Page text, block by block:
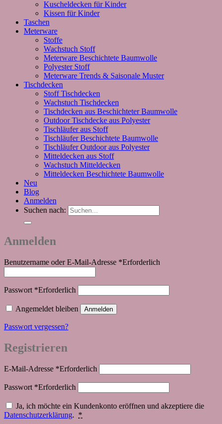
Kuscheldecken für Kinder
Kissen für Kinder
Taschen
Meterware
Stoffe
Wachstuch Stoff
Meterware Beschichtete Baumwolle
Polyester Stoff
Meterware Trends & Saisonale Muster
Tischdecken
Stoff Tischdecken
Wachstuch Tischdecken
Tischdecken aus Beschichteter Baumwolle
Outdoor Tischdecke aus Polyester
Tischläufer aus Stoff
Tischläufer Beschichtete Baumwolle
Tischläufer Outdoor aus Polyester
Mitteldecken aus Stoff
Wachstuch Mitteldecken
Mitteldecken Beschichtete Baumwolle
Neu
Blog
Anmelden
Suchen nach:
Anmelden
Benutzername oder E-Mail-Adresse *Erforderlich
Passwort *Erforderlich
Angemeldet bleiben Anmelden
Passwort vergessen?
Registrieren
E-Mail-Adresse *Erforderlich
Passwort *Erforderlich
Ja, ich möchte ein Kundenkonto eröffnen und akzeptiere die
Datenschutzerklärung. *